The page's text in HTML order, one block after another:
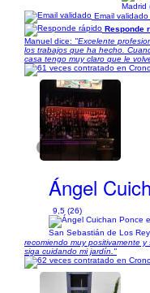
Madrid
Email validado
Responde
Manuel dice: "Excelente
los trabajos que ha hecho.
casa tengo muy claro que le
Ángel
9,5 (26)
San Sebastián de Los
recomiendo muy positivamente
siga cuidando mi jardín."